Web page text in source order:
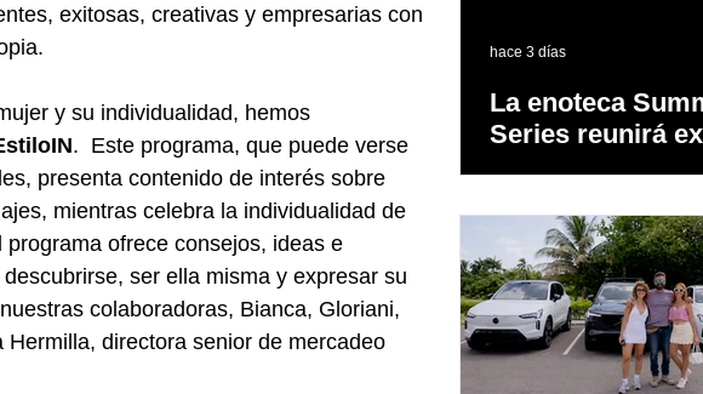
exitosas, creativas y empresarias con
y su individualidad, hemos
.  Este programa, que puede verse
presenta contenido de interés sobre
mientras celebra la individualidad de
ofrece consejos, ideas e
ser ella misma y expresar su
colaboradoras, Bianca, Gloriani,
directora senior de mercadeo
La enoteca
Series reunirá
público
hace 3 días